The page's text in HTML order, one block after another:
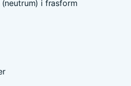
i frasform